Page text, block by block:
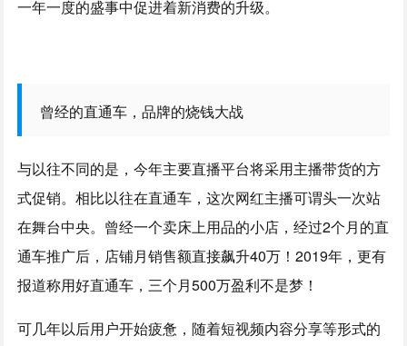
一年一度的盛事中促进着新消费的升级。
曾经的直通车，品牌的烧钱大战
与以往不同的是，今年主要直播平台将采用主播带货的方
式促销。相比以往在直通车，这次网红主播可谓头一次站
在舞台中央。曾经一个卖床上用品的小店，经过2个月的直
通车推广后，店铺月销售额直接飙升40万！2019年，更有
报道称用好直通车，三个月500万盈利不是梦！
可几年以后用户开始疲惫，随着短视频内容分享等形式的